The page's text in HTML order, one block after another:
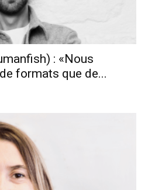
: «Nous
formats que de...